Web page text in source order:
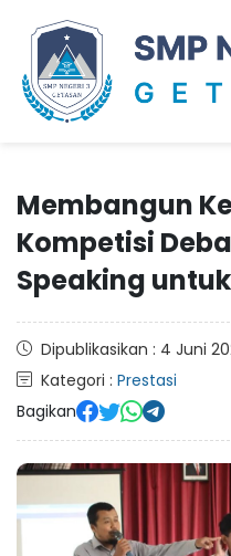
Membangun
Kompetisi
Speaking
Dipublikasikan : 4 Juni
Kategori : Prestasi
Bagikan